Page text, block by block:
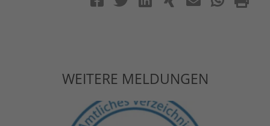
WEITERE MELDUNGEN